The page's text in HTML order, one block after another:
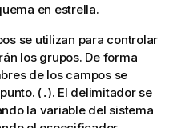
en estrella.
se utilizan para controlar
los grupos. De forma
de los campos se
(.). El delimitador se
la variable del sistema